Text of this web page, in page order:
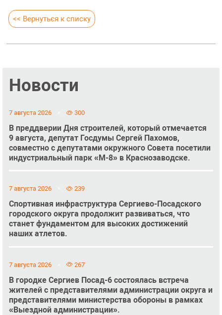
<< Вернуться к списку
Новости
7 августа 2026 300
В преддверии Дня строителей, который отмечается
9 августа, депутат Госдумы Сергей Пахомов,
совместно с депутатами окружного Совета посетили
индустриальный парк «М-8» в Краснозаводске.
7 августа 2026 239
Спортивная инфраструктура Сергиево-Посадского
городского округа продолжит развиваться, что
станет фундаментом для высоких достижений
наших атлетов.
7 августа 2026 267
В городке Сергиев Посад-6 состоялась встреча
жителей с представителями администрации округа и
представителями министерства обороны в рамках
«Выездной администрации».